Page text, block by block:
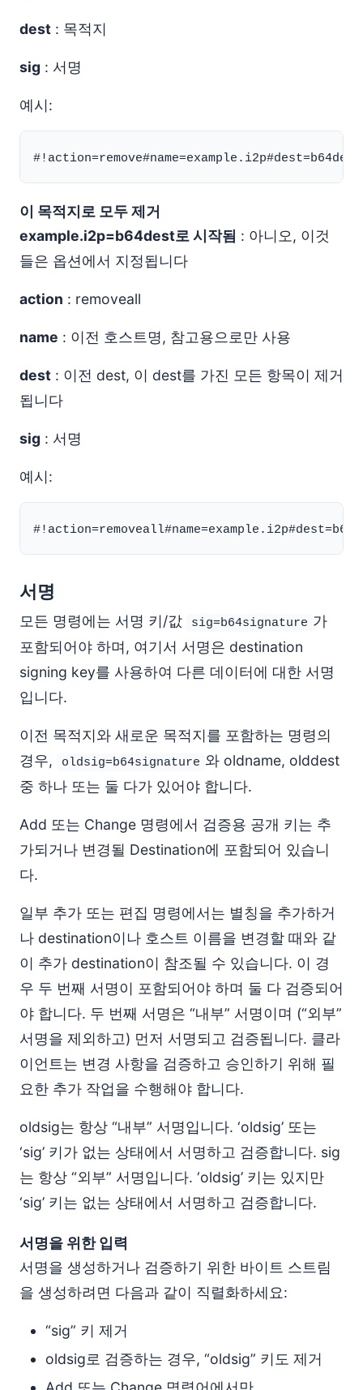
dest : 목적지
sig : 서명
예시:
이 목적지로 모두 제거
example.i2p=b64dest로 시작됨 : 아니오, 이것
들은 옵션에서 지정됩니다
action : removeall
name : 이전 호스트명, 참고용으로만 사용
dest : 이전 dest, 이 dest를 가진 모든 항목이 제거
됩니다
sig : 서명
예시:
서명
모든 명령에는 서명 키/값 sig=b64signature 가
포함되어야 하며, 여기서 서명은 destination
signing key를 사용하여 다른 데이터에 대한 서명
입니다.
이전 목적지와 새로운 목적지를 포함하는 명령의
경우,
oldsig=b64signature 와 oldname, olddest
중 하나 또는 둘 다가 있어야 합니다.
Add 또는 Change 명령에서 검증용 공개 키는 추
가되거나 변경될 Destination에 포함되어 있습니
다.
일부 추가 또는 편집 명령에서는 별칭을 추가하거
나 destination이나 호스트 이름을 변경할 때와 같
이 추가 destination이 참조될 수 있습니다. 이 경
우 두 번째 서명이 포함되어야 하며 둘 다 검증되어
야 합니다. 두 번째 서명은 “내부” 서명이며 (“외부”
서명을 제외하고) 먼저 서명되고 검증됩니다. 클라
이언트는 변경 사항을 검증하고 승인하기 위해 필
요한 추가 작업을 수행해야 합니다.
oldsig는 항상 “내부” 서명입니다. ‘oldsig’ 또는
‘sig’ 키가 없는 상태에서 서명하고 검증합니다. sig
는 항상 “외부” 서명입니다. ‘oldsig’ 키는 있지만
‘sig’ 키는 없는 상태에서 서명하고 검증합니다.
서명을 위한 입력
서명을 생성하거나 검증하기 위한 바이트 스트림
을 생성하려면 다음과 같이 직렬화하세요:
“sig” 키 제거
oldsig로 검증하는 경우, “oldsig” 키도 제거